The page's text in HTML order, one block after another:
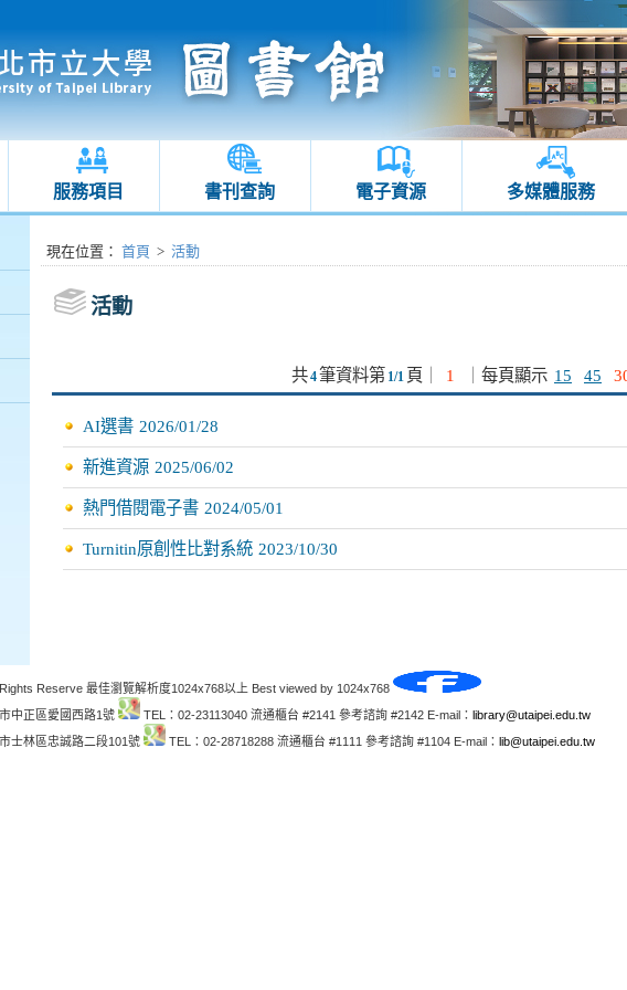
服務項目 書刊查詢 電子資源 多媒體服務
:::現在位置 ： 首頁 > 活動
活動
共4筆資料第 1/1 頁 1 每頁顯示 15 45
AI選書 2026/01/28
新進資源 2025/06/02
熱門借閱電子書 2024/05/01
Turnitin原創性比對系統 2023/10/30
Reserve 最佳瀏覽解析度1024x768以上 Best viewed by 1024x768
中正區愛國西路1號
TEL：02-23113040 流通櫃台 #2141 參考諮詢 #2142 E-mail： library@utaipei.edu.tw
士林區忠誠路二段101號
TEL：02-28718288 流通櫃台 #1111 參考諮詢 #1104 E-mail： lib@utaipei.edu.tw